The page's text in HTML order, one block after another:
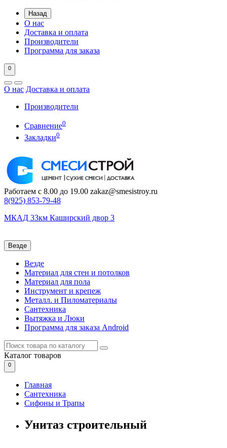
Назад
О нас
Доставка и оплата
Производители
Программа для заказа
0
О нас Доставка и оплата
Производители
Сравнение0
Закладки0
Работаем с 8.00 до 19.00 zakaz@smesistroy.ru
8(925) 853-79-48
МКАД 33км Каширский двор 3
Везде
Везде
Материал для стен и потолков
Материал для пола
Инструмент и крепеж
Металл. и Пиломатериалы
Сантехника
Вытяжка и Люки
Программа для заказа Android
Каталог товаров
0
Главная
Сантехника
Сифоны и Трапы
Унитаз строительный